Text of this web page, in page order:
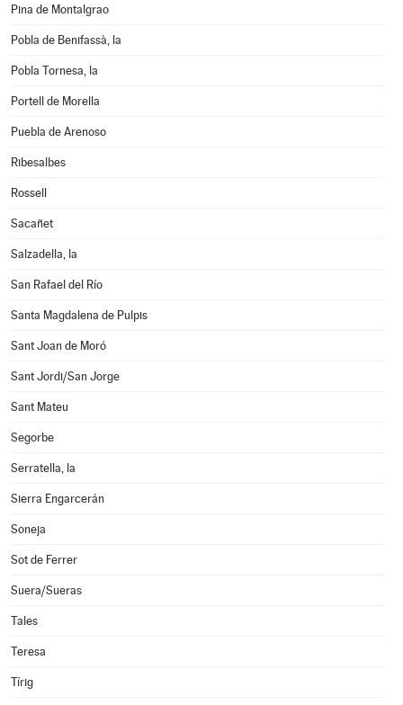
Pina de Montalgrao
Pobla de Benifassà, la
Pobla Tornesa, la
Portell de Morella
Puebla de Arenoso
Ribesalbes
Rossell
Sacañet
Salzadella, la
San Rafael del Río
Santa Magdalena de Pulpis
Sant Joan de Moró
Sant Jordi/San Jorge
Sant Mateu
Segorbe
Serratella, la
Sierra Engarcerán
Soneja
Sot de Ferrer
Suera/Sueras
Tales
Teresa
Tírig